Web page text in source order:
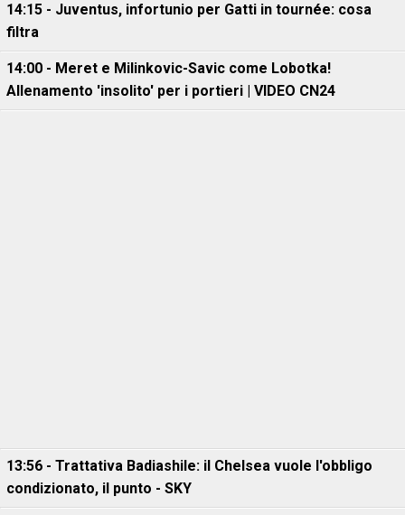
14:15 - Juventus, infortunio per Gatti in tournée: cosa
filtra
14:00 - Meret e Milinkovic-Savic come Lobotka!
Allenamento 'insolito' per i portieri | VIDEO CN24
13:56 - Trattativa Badiashile: il Chelsea vuole l'obbligo
condizionato, il punto - SKY